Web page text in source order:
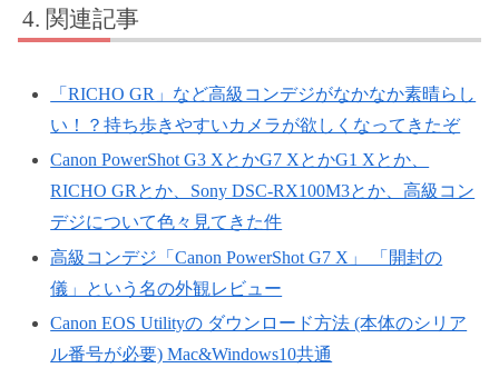
関連記事
「RICHO GR」など高級コンデジがなかなか素晴らし
い！？持ち歩きやすいカメラが欲しくなってきたぞ
Canon PowerShot G3 XとかG7 XとかG1 Xとか、
RICHO GRとか、Sony DSC-RX100M3とか、高級コン
デジについて色々見てきた件
高級コンデジ「Canon PowerShot G7 X」 「開封の
儀」という名の外観レビュー
Canon EOS Utilityの ダウンロード方法 (本体のシリア
ル番号が必要) Mac&Windows10共通